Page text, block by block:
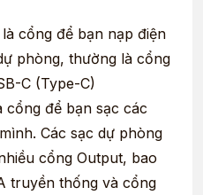
cổng để bạn nạp điện
phòng, thường là cổng
C (Type-C)
cổng để bạn sạc các
Các sạc dự phòng
cổng Output, bao
truyền thống và cổng